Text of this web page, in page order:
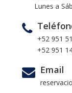
Lunes a
+52 951
+52 951
Email